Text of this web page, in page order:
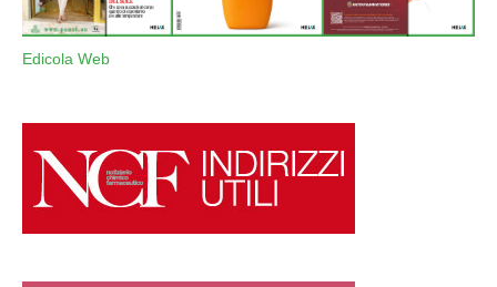
Edicola Web